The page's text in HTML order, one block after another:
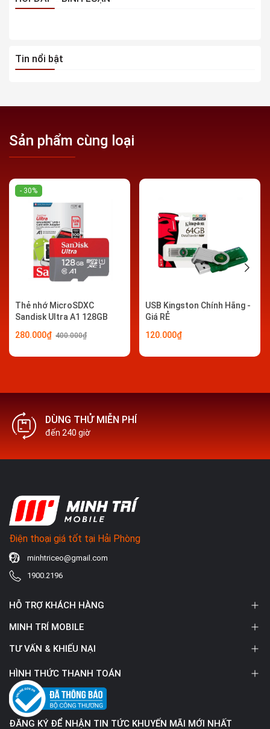
Tin nổi bật
Sản phẩm cùng loại
- 30%
Thẻ nhớ MicroSDXC
Sandisk Ultra A1 128GB
280.000₫ 400.000₫
USB Kingston Chính Hãng -
Giá RẺ
120.000₫
DÙNG THỬ MIỄN PHÍ
đến 240 giờ
Điện thoại giá tốt tại Hải Phòng
minhtriceo@gmail.com
1900.2196
HỖ TRỢ KHÁCH HÀNG
MINH TRÍ MOBILE
TƯ VẤN & KHIẾU NẠI
HÌNH THỨC THANH TOÁN
ĐĂNG KÝ ĐỂ NHẬN TIN TỨC KHUYẾN MÃI MỚI NHẤT